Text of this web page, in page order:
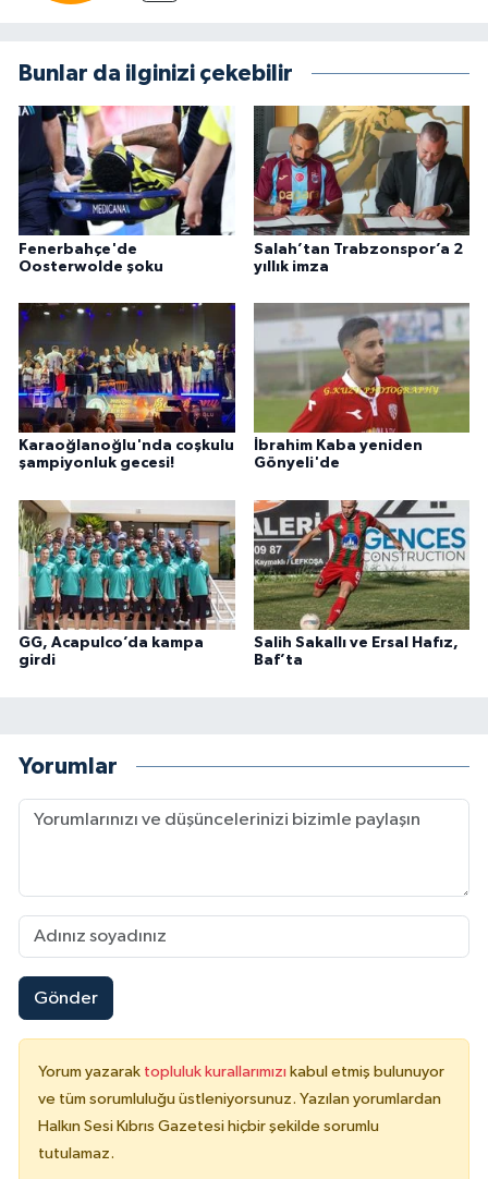
Bunlar da ilginizi çekebilir
Fenerbahçe'de
Oosterwolde şoku
Salah’tan Trabzonspor’a 2
yıllık imza
Karaoğlanoğlu'nda coşkulu
şampiyonluk gecesi!
İbrahim Kaba yeniden
Gönyeli'de
GG, Acapulco’da kampa
girdi
Salih Sakallı ve Ersal Hafız,
Baf’ta
Yorumlar
Gönder
Yorum yazarak topluluk kurallarımızı kabul etmiş bulunuyor
ve tüm sorumluluğu üstleniyorsunuz. Yazılan yorumlardan
Halkın Sesi Kıbrıs Gazetesi hiçbir şekilde sorumlu
tutulamaz.